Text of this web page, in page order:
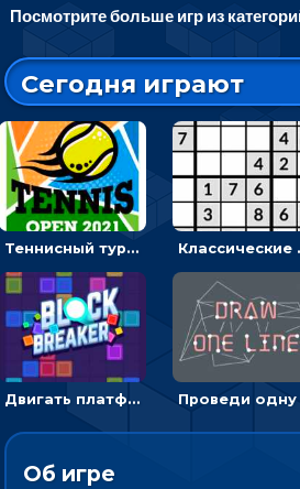
Посмотрите больше игр из
Сегодня играют
Теннисный турнир: подавать или отбивать шарик ракеткой
Двигать платформу и отбивать мячики или ловить бонусы
Об игре